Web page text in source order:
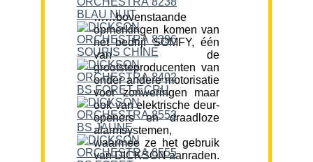
……bovenstaande
opmerkingen komen van
het bedrijf SOMFY, één
van de
grootsteproducenten van
onder andere motorisatie
voor zonweringen maar
ook van elektrische deur-
openers en draadloze
alarmsystemen,
waarmee ze het gebruik
van DICKSON aanraden.